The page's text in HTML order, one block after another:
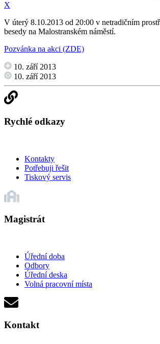
X
V úterý 8.10.2013 od 20:00 v netradičním
besedy na Malostranském náměstí.
Pozvánka na akci (ZDE)
10. září 2013
10. září 2013
Rychlé odkazy
Kontakty
Potřebuji řešit
Tiskový servis
Magistrát
Úřední doba
Odbory
Úřední deska
Volná pracovní místa
Kontakt